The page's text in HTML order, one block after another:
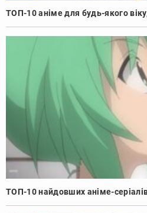
ТОП-10 аніме для будь-якого
ТОП-10 найдовших аніме-серіалів